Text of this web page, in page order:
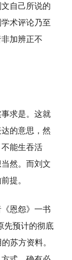
自己所说的
术评论乃至
加辨正不
求是。这就
的意思，然
能生吞活
然。而刘文
提。
恩怨》一书
先预计的彻底
苏方资料。